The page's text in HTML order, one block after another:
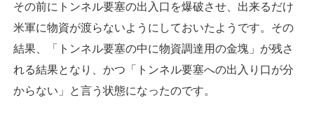
その前にトンネル要塞の出入口を爆破させ、出来るだけ
米軍に物資が渡らないようにしておいたようです。その
結果、「トンネル要塞の中に物資調達用の金塊」が残さ
れる結果となり、かつ「トンネル要塞への出入り口が分
からない」と言う状態になったのです。